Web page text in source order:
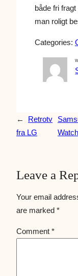
både fri
man roligt
Categories:
←
Retrotv
fra LG
Leave a
Your email
are marked *
Comment *